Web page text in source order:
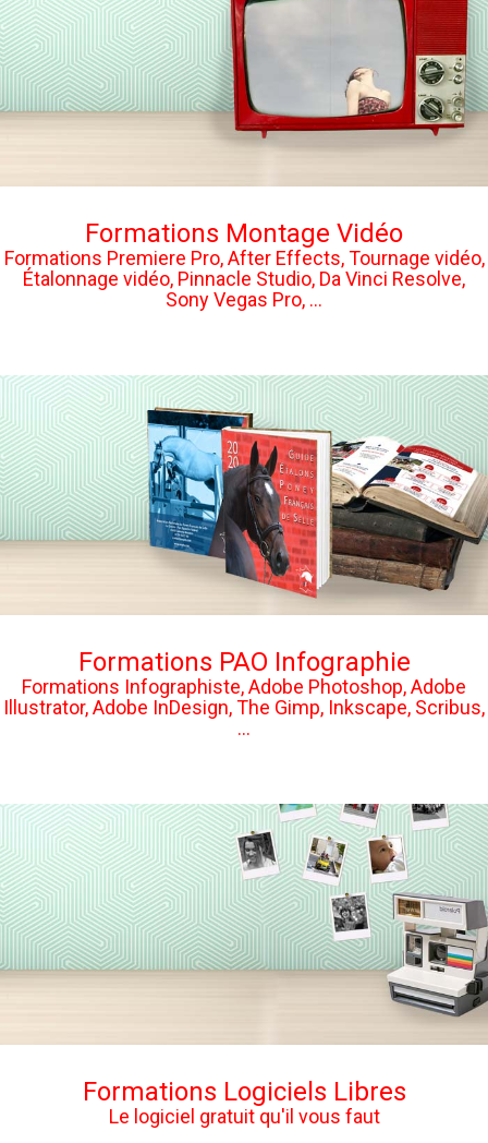
Formations Montage Vidéo
Formations Premiere Pro, After Effects, Tournage vidéo,
Étalonnage vidéo, Pinnacle Studio, Da Vinci Resolve,
Sony Vegas Pro, ...
Formations PAO Infographie
Formations Infographiste, Adobe Photoshop, Adobe
Illustrator, Adobe InDesign, The Gimp, Inkscape, Scribus,
...
Formations Logiciels Libres
Le logiciel gratuit qu'il vous faut